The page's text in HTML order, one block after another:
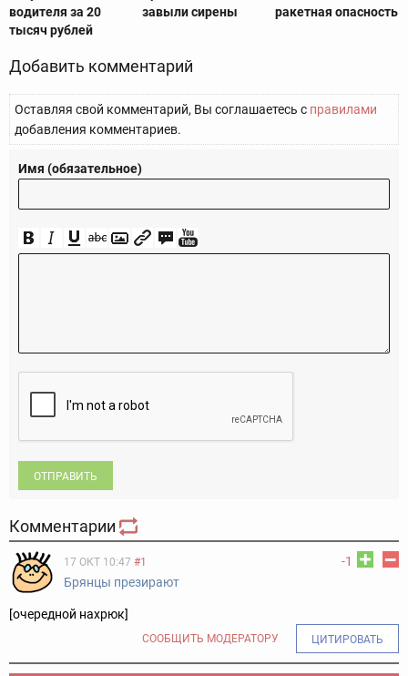
водителя за 20
тысяч рублей
завыли сирены
ракетная опасность
Добавить комментарий
Оставляя свой комментарий, Вы соглашаетесь с правилами
добавления комментариев.
Имя (обязательное)
ОТПРАВИТЬ
Комментарии
-1
17 ОКТ 10:47 #1
Брянцы презирают
[очередной нахрюк]
СООБЩИТЬ МОДЕРАТОРУ ЦИТИРОВАТЬ